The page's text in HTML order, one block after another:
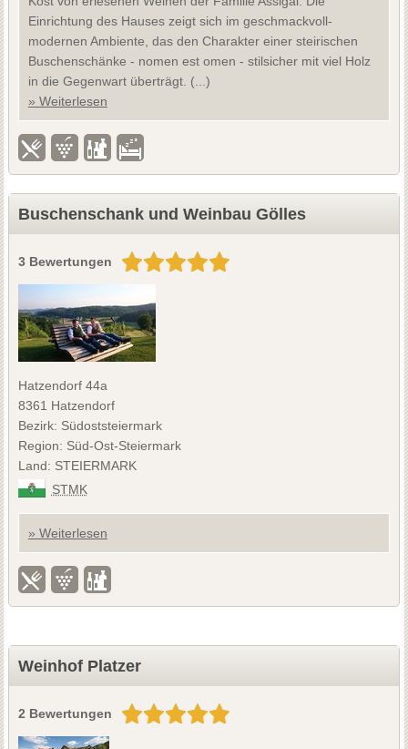
Einrichtung des Hauses zeigt sich im geschmackvoll-
modernen Ambiente, das den Charakter einer steirischen
Buschenschänke - nomen est omen - stilsicher mit viel Holz
in die Gegenwart überträgt. (...)
» Weiterlesen
Buschenschank und Weinbau Gölles
3 Bewertungen
Hatzendorf 44a
8361 Hatzendorf
Bezirk: Südoststeiermark
Region: Süd-Ost-Steiermark
Land: STEIERMARK
STMK
» Weiterlesen
Weinhof Platzer
2 Bewertungen